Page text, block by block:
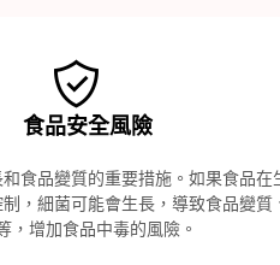
食品安全風險
食品變質的重要措施。如果食品在
，細菌可能會生長，導致食品變質
，增加食品中毒的風險。